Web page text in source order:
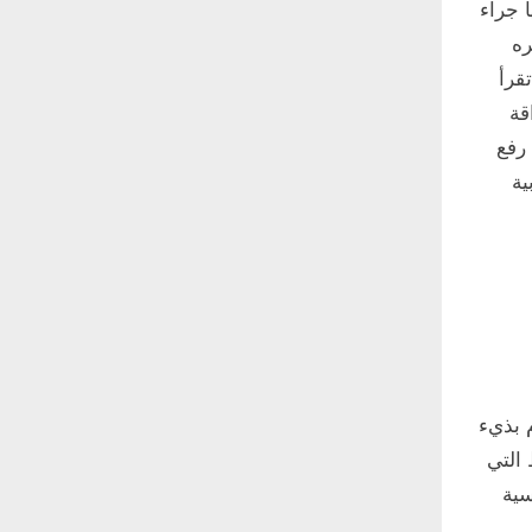
جراء
رفع
بذيء
التي